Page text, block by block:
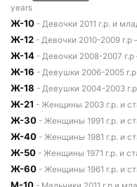
years
Ж-10 - Девочки 2011 г.р. и
Ж-12 - Девочки 2010-2009 г.р
Ж-14 - Девочки 2008-2007 г.р
Ж-16 - Девушки 2006-2005
Ж-18 - Девушки 2004-2003
Ж-21 - Женщины 2003 г.р. и
Ж-30 - Женщины 1991 г.р. и
Ж-40 - Женщины 1981 г.р. и
Ж-50 - Женщины 1971 г.р. и
Ж-60 - Женщины 1961 г.р. и